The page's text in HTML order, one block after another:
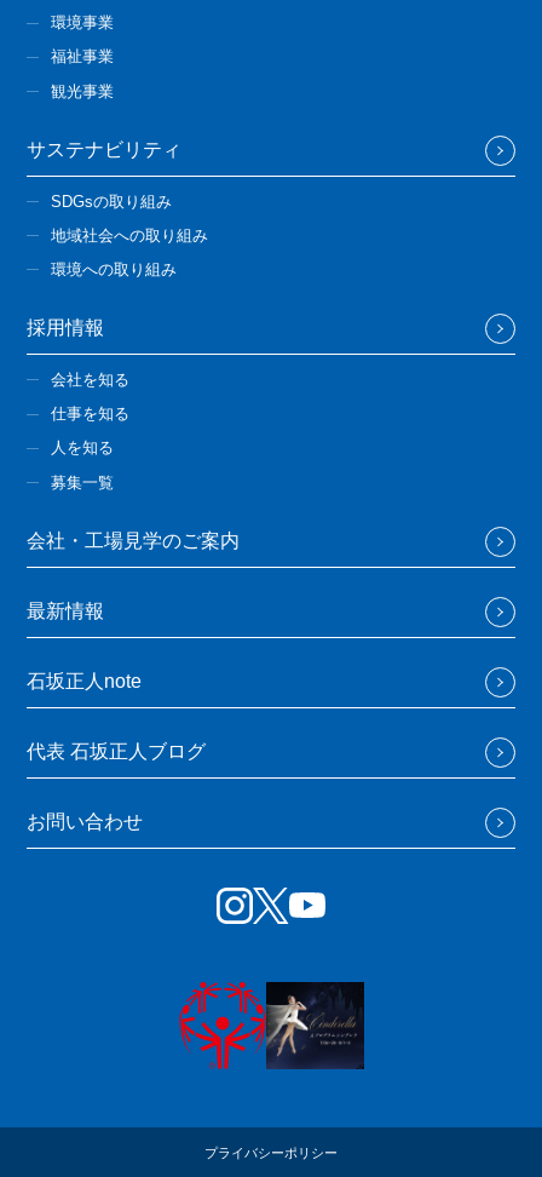
環境事業
福祉事業
観光事業
サステナビリティ
SDGsの取り組み
地域社会への取り組み
環境への取り組み
採用情報
会社を知る
仕事を知る
人を知る
募集一覧
会社・工場見学のご案内
最新情報
石坂正人note
代表 石坂正人ブログ
お問い合わせ
プライバシーポリシー